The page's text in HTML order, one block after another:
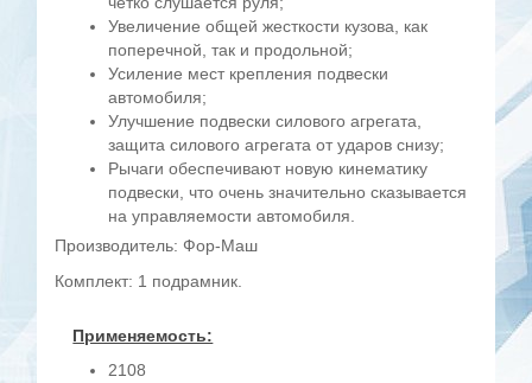
Увеличение общей жесткости кузова, как
поперечной, так и продольной;
Усиление мест крепления подвески
автомобиля;
Улучшение подвески силового агрегата,
защита силового агрегата от ударов снизу;
Рычаги обеспечивают новую кинематику
подвески, что очень значительно сказывается
на управляемости автомобиля.
Производитель: Фор-Маш
Комплект: 1 подрамник.
Применяемость:
2108